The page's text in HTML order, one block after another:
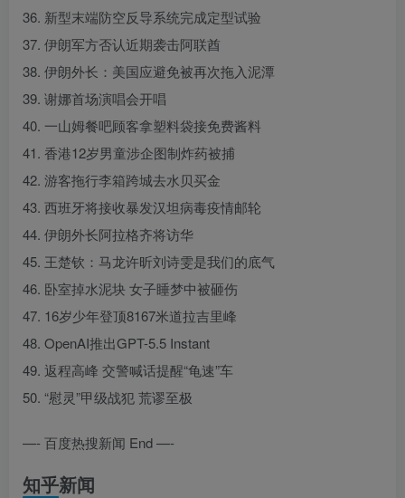
36. 新型末端防空反导系统完成定型试验
37. 伊朗军方否认近期袭击阿联酋
38. 伊朗外长：美国应避免被再次拖入泥潭
39. 谢娜首场演唱会开唱
40. 一山姆餐吧顾客拿塑料袋接免费酱料
41. 香港12岁男童涉企图制炸药被捕
42. 游客拖行李箱跨城去水贝买金
43. 西班牙将接收暴发汉坦病毒疫情邮轮
44. 伊朗外长阿拉格齐将访华
45. 王楚钦：马龙许昕刘诗雯是我们的底气
46. 卧室掉水泥块 女子睡梦中被砸伤
47. 16岁少年登顶8167米道拉吉里峰
48. OpenAI推出GPT-5.5 Instant
49. 返程高峰 交警喊话提醒“龟速”车
50. “慰灵”甲级战犯 荒谬至极
—- 百度热搜新闻 End —-
知乎新闻